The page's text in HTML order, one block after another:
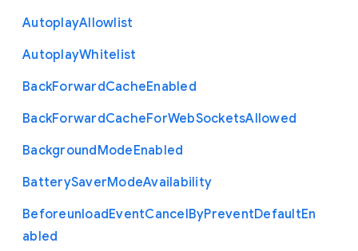
AutoplayAllowlist
AutoplayWhitelist
BackForwardCacheEnabled
BackForwardCacheForWebSocketsAllowed
BackgroundModeEnabled
BatterySaverModeAvailability
BeforeunloadEventCancelByPreventDefaultEn
abled